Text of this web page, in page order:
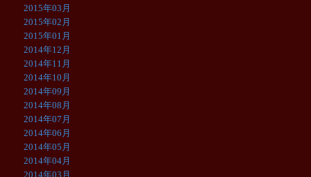
2015年03月
2015年02月
2015年01月
2014年12月
2014年11月
2014年10月
2014年09月
2014年08月
2014年07月
2014年06月
2014年05月
2014年04月
2014年03月